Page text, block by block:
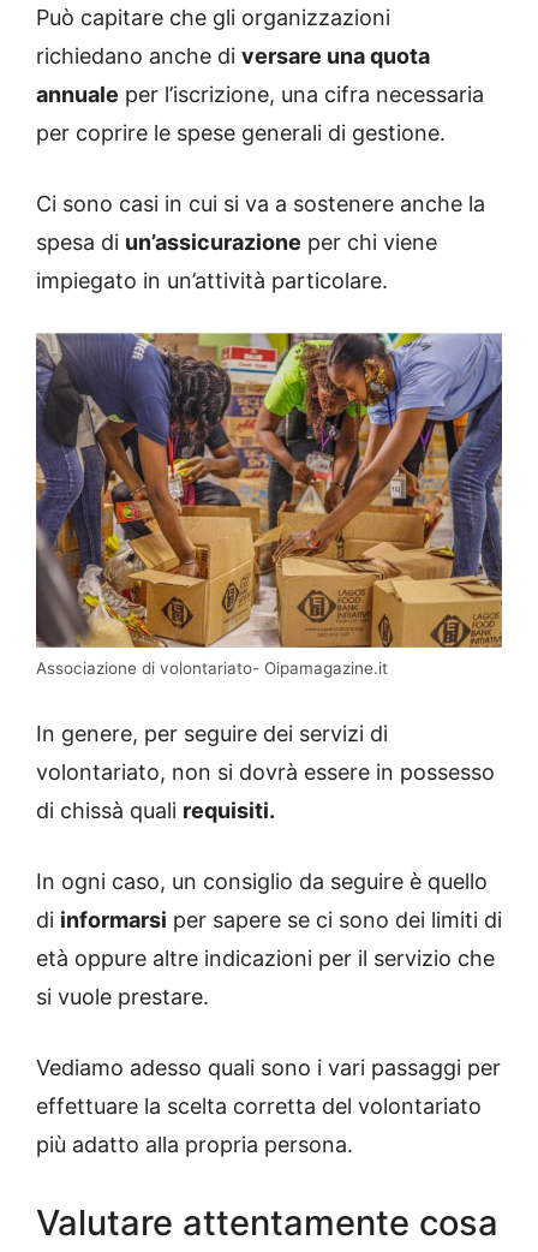
Può capitare che gli organizzazioni
richiedano anche di versare una quota
annuale per l’iscrizione, una cifra necessaria
per coprire le spese generali di gestione.
Ci sono casi in cui si va a sostenere anche la
spesa di un’assicurazione per chi viene
impiegato in un’attività particolare.
Associazione di volontariato- Oipamagazine.it
In genere, per seguire dei servizi di
volontariato, non si dovrà essere in possesso
di chissà quali requisiti.
In ogni caso, un consiglio da seguire è quello
di informarsi per sapere se ci sono dei limiti di
età oppure altre indicazioni per il servizio che
si vuole prestare.
Vediamo adesso quali sono i vari passaggi per
effettuare la scelta corretta del volontariato
più adatto alla propria persona.
Valutare attentamente cosa